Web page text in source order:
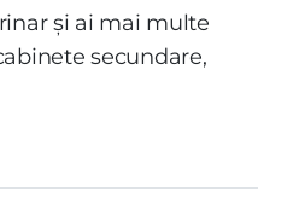
și ai mai multe
secundare,